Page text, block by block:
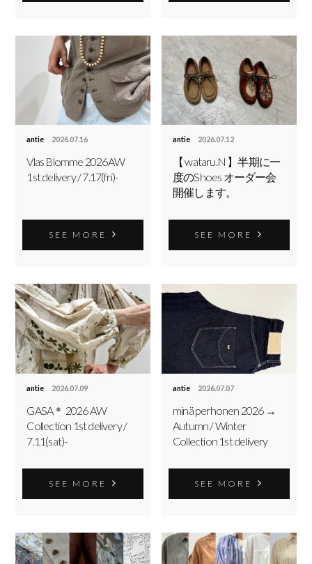
antie 2026.07.16
Vlas Blomme 2026AW
1st delivery / 7.17(fri)-
SEE MORE
antie 2026.07.12
【 wataru.N 】半期に一
度のShoes オーダー会
開催します。
SEE MORE
antie 2026.07.09
GASA＊ 2026 AW
Collection 1st delivery /
7.11(sat)-
SEE MORE
antie 2026.07.07
minä perhonen 2026 →
Autumn / Winter
Collection 1st delivery
SEE MORE